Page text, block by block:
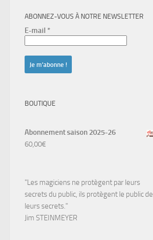
ABONNEZ-VOUS À NOTRE NEWSLETTER
E-mail *
BOUTIQUE
Abonnement saison 2025-26
60,00€
"Les magiciens ne protègent par leurs
secrets du public, ils protègent le public de
leurs secrets."
Jim STEINMEYER